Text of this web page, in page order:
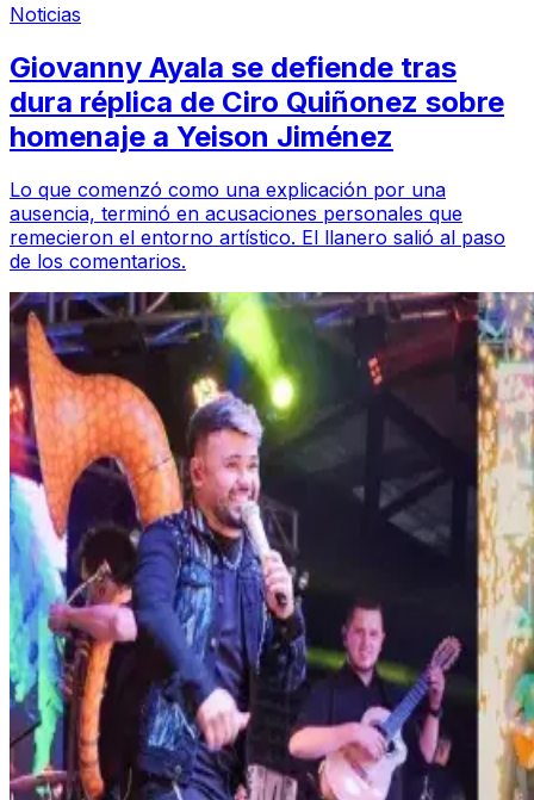
Noticias
Giovanny Ayala se defiende tras
dura réplica de Ciro Quiñonez sobre
homenaje a Yeison Jiménez
Lo que comenzó como una explicación por una
ausencia, terminó en acusaciones personales que
remecieron el entorno artístico. El llanero salió al paso
de los comentarios.